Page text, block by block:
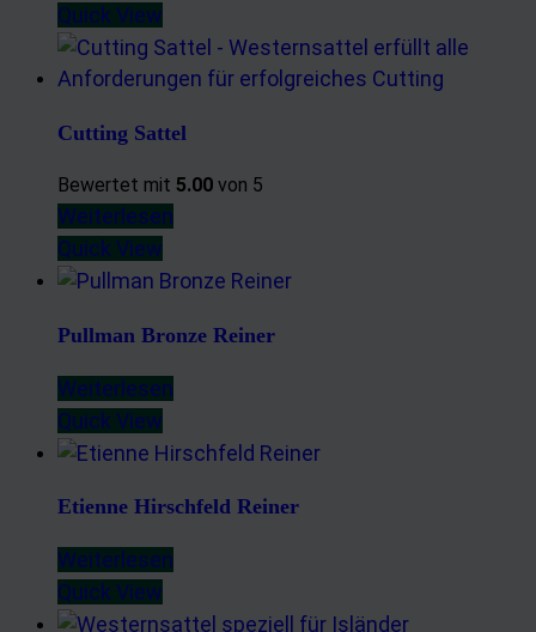
Quick View
Cutting Sattel
Bewertet mit 5.00 von 5
Weiterlesen
Quick View
Pullman Bronze Reiner
Weiterlesen
Quick View
Etienne Hirschfeld Reiner
Weiterlesen
Quick View